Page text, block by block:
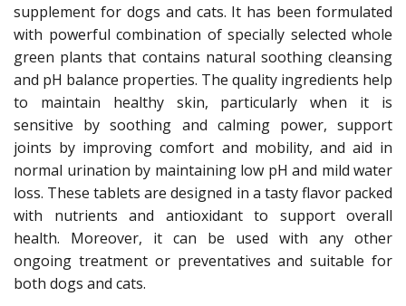
supplement for dogs and cats. It has been formulated
with powerful combination of specially selected whole
green plants that contains natural soothing cleansing
and pH balance properties. The quality ingredients help
to maintain healthy skin, particularly when it is
sensitive by soothing and calming power, support
joints by improving comfort and mobility, and aid in
normal urination by maintaining low pH and mild water
loss. These tablets are designed in a tasty flavor packed
with nutrients and antioxidant to support overall
health. Moreover, it can be used with any other
ongoing treatment or preventatives and suitable for
both dogs and cats.